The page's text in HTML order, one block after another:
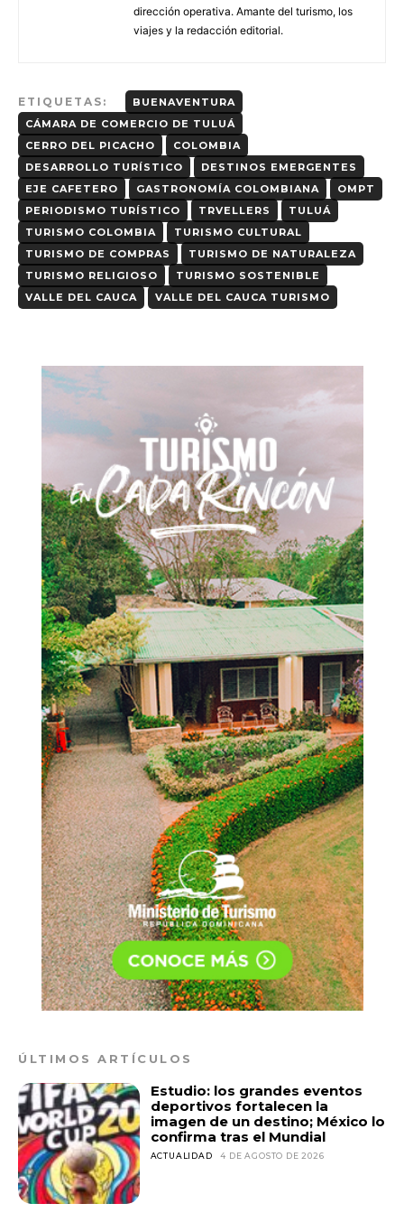
dirección operativa. Amante del turismo, los
viajes y la redacción editorial.
ETIQUETAS:
BUENAVENTURA
CÁMARA DE COMERCIO DE TULUÁ
CERRO DEL PICACHO
COLOMBIA
DESARROLLO TURÍSTICO
DESTINOS EMERGENTES
EJE CAFETERO
GASTRONOMÍA COLOMBIANA
OMPT
PERIODISMO TURÍSTICO
TRVELLERS
TULUÁ
TURISMO COLOMBIA
TURISMO CULTURAL
TURISMO DE COMPRAS
TURISMO DE NATURALEZA
TURISMO RELIGIOSO
TURISMO SOSTENIBLE
VALLE DEL CAUCA
VALLE DEL CAUCA TURISMO
ÚLTIMOS ARTÍCULOS
Estudio: los grandes eventos
deportivos fortalecen la
imagen de un destino; México lo
confirma tras el Mundial
ACTUALIDAD 4 DE AGOSTO DE 2026